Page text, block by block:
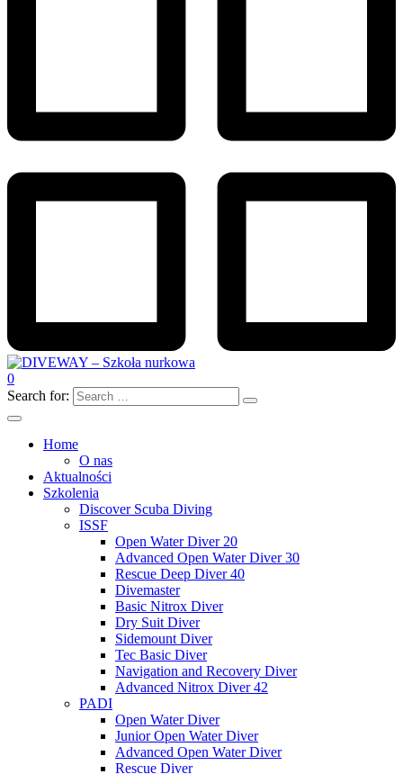
0
Search for:
Home
O nas
Aktualności
Szkolenia
Discover Scuba Diving
ISSF
Open Water Diver 20
Advanced Open Water Diver 30
Rescue Deep Diver 40
Divemaster
Basic Nitrox Diver
Dry Suit Diver
Sidemount Diver
Tec Basic Diver
Navigation and Recovery Diver
Advanced Nitrox Diver 42
PADI
Open Water Diver
Junior Open Water Diver
Advanced Open Water Diver
Rescue Diver